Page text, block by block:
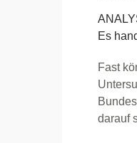
Es
Fast
darauf